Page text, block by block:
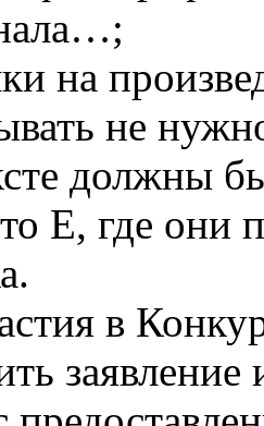
на
не
должны
Е, где они
в